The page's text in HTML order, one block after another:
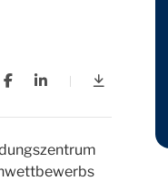
Finale des